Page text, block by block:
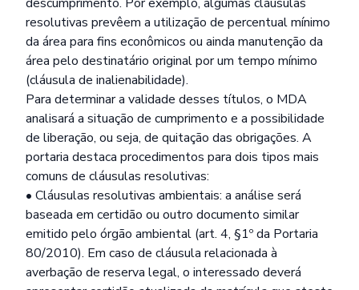
resolutivas prevêem a utilização de percentual mínimo
da área para fins econômicos ou ainda manutenção da
área pelo destinatário original por um tempo mínimo
(cláusula de inalienabilidade).
Para determinar a validade desses títulos, o MDA
analisará a situação de cumprimento e a possibilidade
de liberação, ou seja, de quitação das obrigações. A
portaria destaca procedimentos para dois tipos mais
comuns de cláusulas resolutivas:
• Cláusulas resolutivas ambientais: a análise será
baseada em certidão ou outro documento similar
emitido pelo órgão ambiental (art. 4, §1º da Portaria
80/2010). Em caso de cláusula relacionada à
averbação de reserva legal, o interessado deverá